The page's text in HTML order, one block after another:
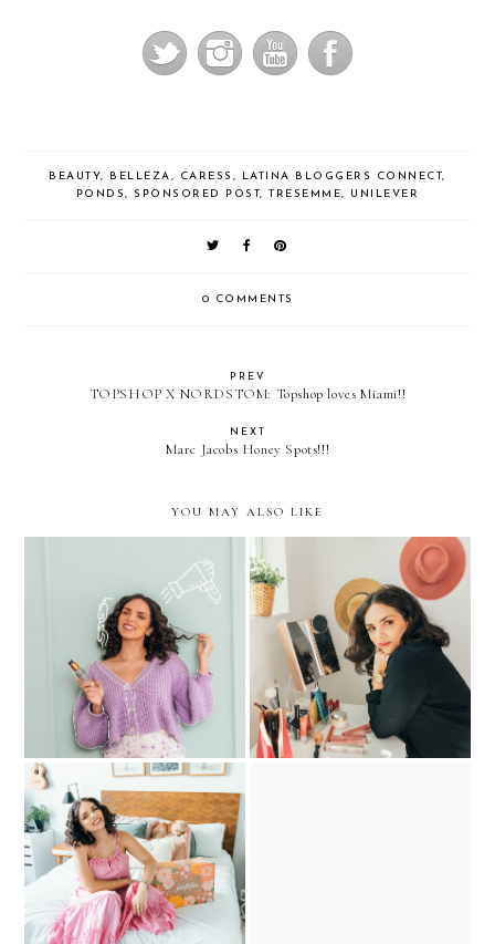
BEAUTY, BELLEZA, CARESS , LATINA BLOGGERS CONNECT,
PONDS,SPONSORED POST,TRESEMME, UNILEVER
0 COMMENTS
PREV
TOPSHOP X NORDSTOM: Topshop loves Miami!!
NEXT
Marc Jacobs Honey Spots!!!
YOU MAY ALSO LIKE
My current favorite hair
products!
New Vanity Essentials …
with QVC
FabFitFun’s Spring 2021
box- My Honest Review